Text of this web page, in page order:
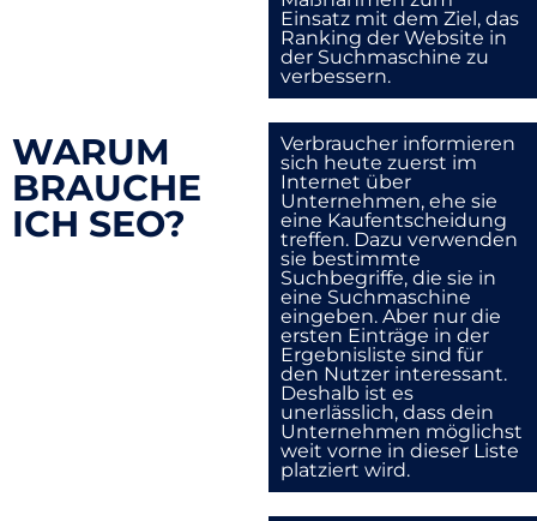
Einsatz mit dem Ziel, das
Ranking der Website in
der Suchmaschine zu
verbessern.
Verbraucher informieren
sich heute zuerst im
Internet über
Unternehmen, ehe sie
eine Kaufentscheidung
treffen. Dazu verwenden
sie bestimmte
Suchbegriffe, die sie in
eine Suchmaschine
eingeben. Aber nur die
ersten Einträge in der
Ergebnisliste sind für
den Nutzer interessant.
Deshalb ist es
unerlässlich, dass dein
Unternehmen möglichst
weit vorne in dieser Liste
platziert wird.
WARUM
BRAUCHE
ICH SEO?